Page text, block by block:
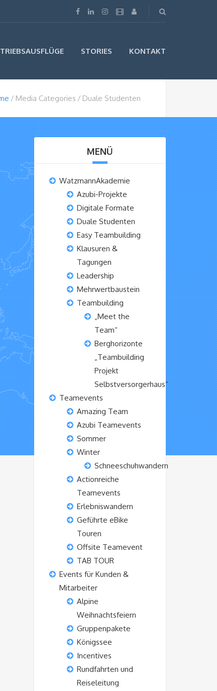
STORIES KONTAKT
Media Categories Duale Studenten
MENÜ
WatzmannAkademie
Azubi-Projekte
Digitale Formate
Duale Studenten
Easy Teambuilding
Klausuren &
Tagungen
Leadership
Mehrwertbaustein
Teambuilding
„Meet the
Team“
Berghorizonte
„Teambuilding
Projekt
Selbstversorgerhaus“
Teamevents
Amazing Team
Azubi Teamevents
Sommer
Winter
Schneeschuhwandern
Actionreiche
Teamevents
Erlebniswandern
Geführte eBike
Touren
Offsite Teamevent
TAB TOUR
Events für Kunden &
Mitarbeiter
Alpine
Weihnachtsfeiern
Gruppenpakete
Königssee
Incentives
Rundfahrten und
Reiseleitung